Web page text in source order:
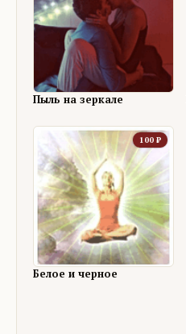
Пыль на зеркале
100 ₽
Белое и черное